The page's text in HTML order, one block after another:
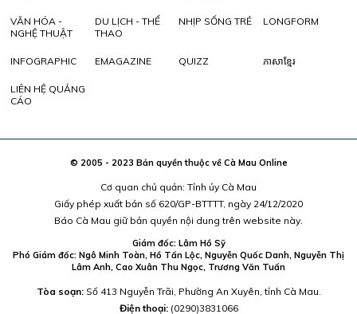
VĂN HÓA -
NGHỆ THUẬT
DU LỊCH - THỂ
THAO
NHỊP SỐNG TRẺ LONGFORM
INFOGRAPHIC EMAGAZINE QUIZZ ភាសាខ្មែរ
LIÊN HỆ QUẢNG
CÁO
© 2005 - 2023 Bản quyền thuộc về Cà Mau Online
Cơ quan chủ quản: Tỉnh ủy Cà Mau
Giấy phép xuất bản số 620/GP-BTTTT, ngày 24/12/2020
Báo Cà Mau giữ bản quyền nội dung trên website này.
Giám đốc: Lâm Hồ Sỹ
Phó Giám đốc: Ngô Minh Toàn, Hồ Tấn Lộc, Nguyễn Quốc Danh, Nguyễn Thị
Lâm Anh, Cao Xuân Thu Ngọc, Trương Văn Tuấn
Tòa soạn:Số 413 Nguyễn Trãi, Phường An Xuyên, tỉnh Cà Mau.
Điện thoại: (0290)3831066